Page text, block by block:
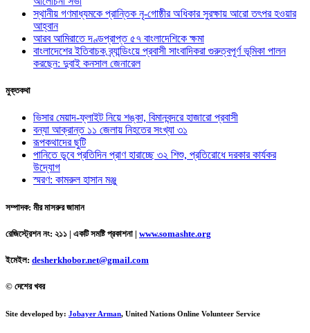
স্থানীয় গণমাধ্যমকে প্রান্তিক নৃ-গোষ্ঠীর অধিকার সুরক্ষায় আরো তৎপর হওয়ার
আহ্বান
আরব আমিরাতে দণ্ডপ্রাপ্ত ৫৭ বাংলাদেশিকে ক্ষমা
বাংলাদেশের ইতিবাচক ব্র্যান্ডিংয়ে প্রবাসী সাংবাদিকরা গুরুত্বপূর্ণ ভূমিকা পালন
করছেন: দুবাই কনসাল জেনারেল
মুক্তকথা
ভিসার মেয়াদ-ফ্লাইট নিয়ে শঙ্কা, বিমানবন্দরে হাজারো প্রবাসী
বন্যা আক্রান্ত ১১ জেলায় নিহতের সংখ্যা ৩১
রূপকথাদের ছুটি
পানিতে ডুবে প্রতিদিন প্রাণ হারাচ্ছে ৩২ শিশু, প্রতিরোধে দরকার কার্যকর
উদ্যোগ
স্মরণ: কামরুল হাসান মঞ্জু
সম্পাদক: মীর মাসরুর জামান
রেজিস্ট্রেশন নং: ২১১ | একটি সমষ্টি প্রকাশনা | www.somashte.org
ইমেইল: desherkhobor.net@gmail.com
© দেশের খবর
Site developed by: Jobayer Arman, United Nations Online Volunteer Service